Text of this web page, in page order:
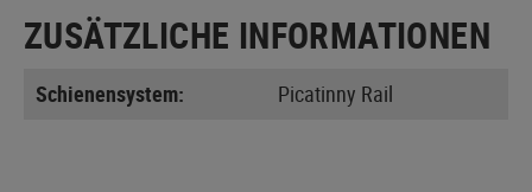
ZUSÄTZLICHE INFORMATIONEN
Schienensystem: Picatinny Rail